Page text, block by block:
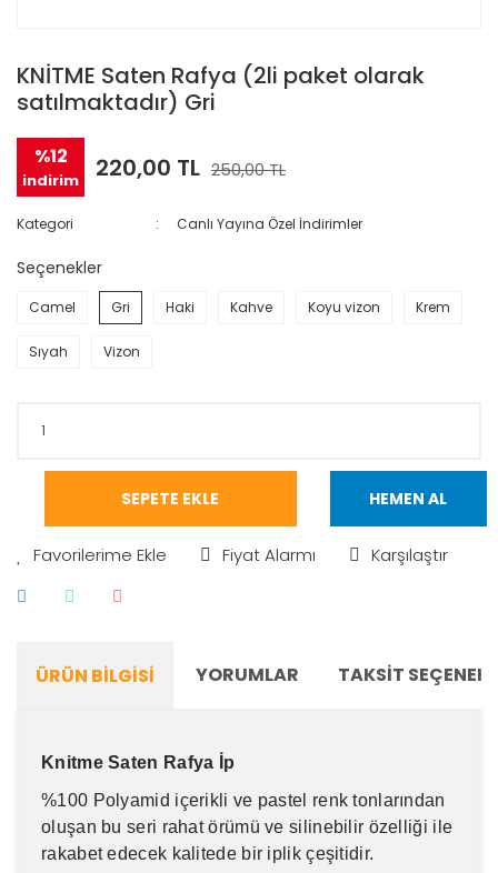
KNİTME Saten Rafya (2li paket olarak
satılmaktadır) Gri
%12
indirim 220,00 TL 250,00 TL
Kategori Canlı Yayına Özel İndirimler
Seçenekler
Camel Gri Haki Kahve Koyu vizon Krem
Sıyah Vizon
SEPETE EKLE HEMEN AL
Fiyat Alarmı Karşılaştır
ÜRÜN BILGISI YORUMLAR TAKSIT
Knitme Saten Rafya İp
%100 Polyamid içerikli ve pastel renk tonlarından
oluşan bu seri rahat örümü ve silinebilir özelliği ile
rakabet edecek kalitede bir iplik çeşitidir.